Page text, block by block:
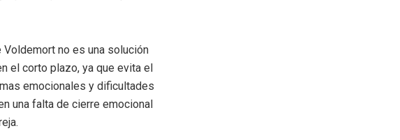
no es una solución
el corto plazo, ya que evita el
emocionales y dificultades
una falta de cierre emocional